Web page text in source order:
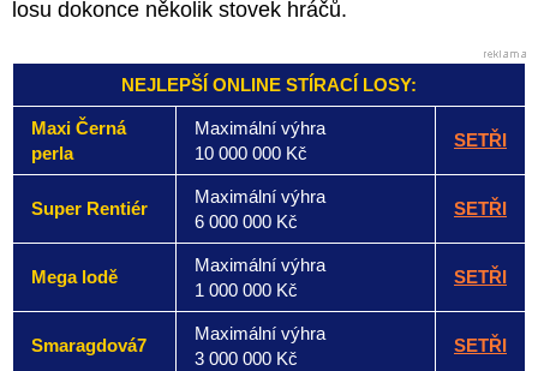
losu dokonce několik stovek hráčů.
NEJLEPŠÍ ONLINE STÍRACÍ LOSY:
Maxi Černá
perla
Maximální výhra
10 000 000 Kč
SETŘI
Super Rentiér
Maximální výhra
6 000 000 Kč
SETŘI
Mega lodě
Maximální výhra
1 000 000 Kč
SETŘI
Smaragdová7
Maximální výhra
3 000 000 Kč
SETŘI